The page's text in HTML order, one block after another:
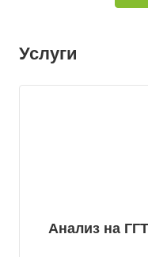
Услуги
Анализ на ГГТ